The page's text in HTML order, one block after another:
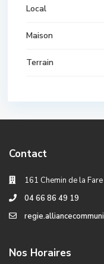
Local
Maison
Terrain
Contact
161 Chemin de la
04 66 86 49 19
Nos Horaires